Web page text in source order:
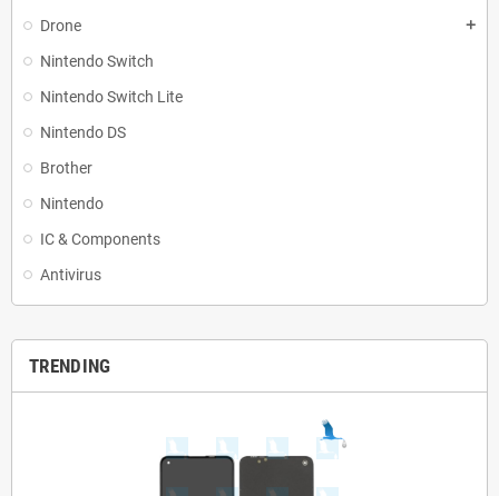
Drone add
Nintendo Switch
Nintendo Switch Lite
Nintendo DS
Brother
Nintendo
IC & Components
Antivirus
TRENDING